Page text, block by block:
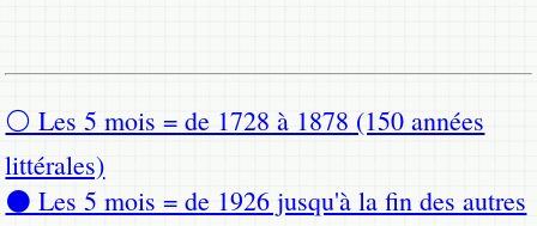
⚪ Les 5 mois = de 1728 à 1878 (150 années
littérales)
⚫ Les 5 mois = de 1926 jusqu'à la fin des autres